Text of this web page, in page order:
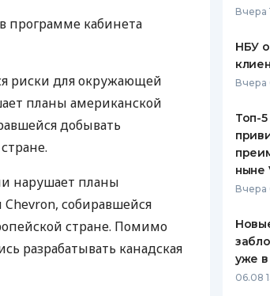
ЕЖЕМЕСЯЧНЫЙ ОБЗОР
БАНКОВСКИМ КАРТАМ
ВСЕ
программе кабинета
риски для окружающей
планы американской
добывать
нарушает планы
собиравшейся
стране. Помимо
разрабатывать канадская
Вчера
НБУ
Вчера
Топ-
ныне
Вчера
уже в
06.08